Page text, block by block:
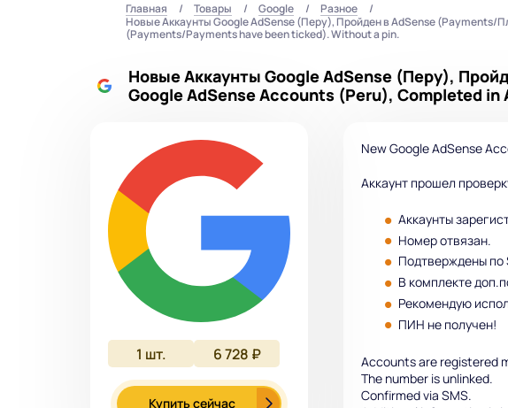
Главная Товары Google
Разное
Новые Аккаунты Google AdSense (Перу), Пройден в AdSense (Payments/
(Payments/Payments have been ticked). Without a pin.
Новые Аккаунты Google AdSense (Перу),
Google AdSense Accounts (Peru), Completed
1 шт. 6 728 ₽
Купить сейчас
New Google AdSense
Аккаунт прошел
Аккаунты
Номер отвязан.
Подтверждены по
В комплекте
Рекомендую
ПИН не получен!
Accounts are registered
The number is unlinked.
Confirmed via SMS.